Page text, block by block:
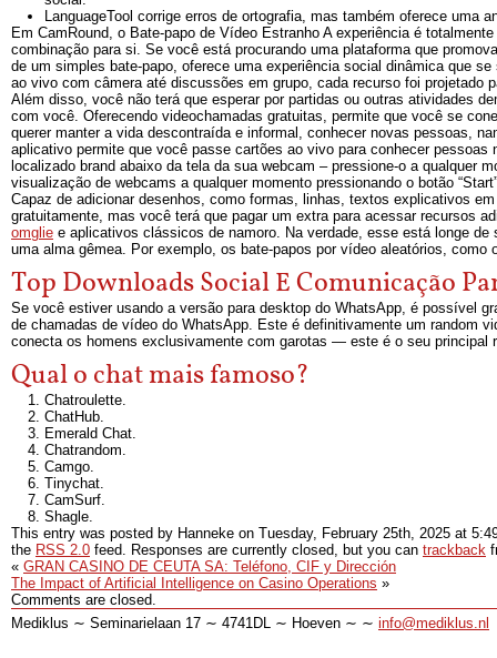
LanguageTool corrige erros de ortografia, mas também oferece
Em CamRound, o Bate-papo de Vídeo Estranho A experiência é
combinação para si. Se você está procurando uma plataforma que
de um simples bate-papo, oferece uma experiência social dinâmica que
ao vivo com câmera até discussões em grupo, cada recurso foi projetado
Além disso, você não terá que esperar por partidas ou outras atividades
com você. Oferecendo videochamadas gratuitas, permite que você se
querer manter a vida descontraída e informal, conhecer novas pessoas,
aplicativo permite que você passe cartões ao vivo para conhecer
localizado brand abaixo da tela da sua webcam – pressione-o a qualquer
visualização de webcams a qualquer momento pressionando o botão
Capaz de adicionar desenhos, como formas, linhas, textos explicativos
gratuitamente, mas você terá que pagar um extra para acessar recursos
omglie e aplicativos clássicos de namoro. Na verdade, esse está longe
uma alma gêmea. Por exemplo, os bate-papos por vídeo aleatórios, como
Top Downloads Social E Comunicação
Se você estiver usando a versão para desktop do WhatsApp, é possível
de chamadas de vídeo do WhatsApp. Este é definitivamente um random
conecta os homens exclusivamente com garotas — este é o seu principal
Qual o chat mais famoso?
Chatroulette.
ChatHub.
Emerald Chat.
Chatrandom.
Camgo.
Tinychat.
CamSurf.
Shagle.
This entry was posted by Hanneke on Tuesday, February 25th, 2025 at
the RSS 2.0 feed. Responses are currently closed, but you can trackback
« GRAN CASINO DE CEUTA SA: Teléfono, CIF y Dirección
The Impact of Artificial Intelligence on Casino Operations »
Comments are closed.
Mediklus ∼ Seminarielaan 17 ∼ 4741DL ∼ Hoeven ∼ ∼ info@mediklus.nl